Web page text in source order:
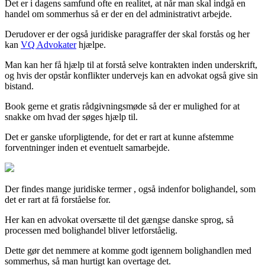
Det er i dagens samfund ofte en realitet, at når man skal indgå en
handel om sommerhus så er der en del administrativt arbejde.
Derudover er der også juridiske paragraffer der skal forstås og her
kan VQ Advokaterhjælpe.
Man kan her få hjælp til at forstå selve kontrakten inden underskrift,
og hvis der opstår konflikter undervejs kan en advokat også give sin
bistand.
Book gerne et gratis rådgivningsmøde så der er mulighed for at
snakke om hvad der søges hjælp til.
Det er ganske uforpligtende, for det er rart at kunne afstemme
forventninger inden et eventuelt samarbejde.
Der findes mange juridiske termer , også indenfor bolighandel, som
det er rart at få forståelse for.
Her kan en advokat oversætte til det gængse danske sprog, så
processen med bolighandel bliver letforståelig.
Dette gør det nemmere at komme godt igennem bolighandlen med
sommerhus, så man hurtigt kan overtage det.